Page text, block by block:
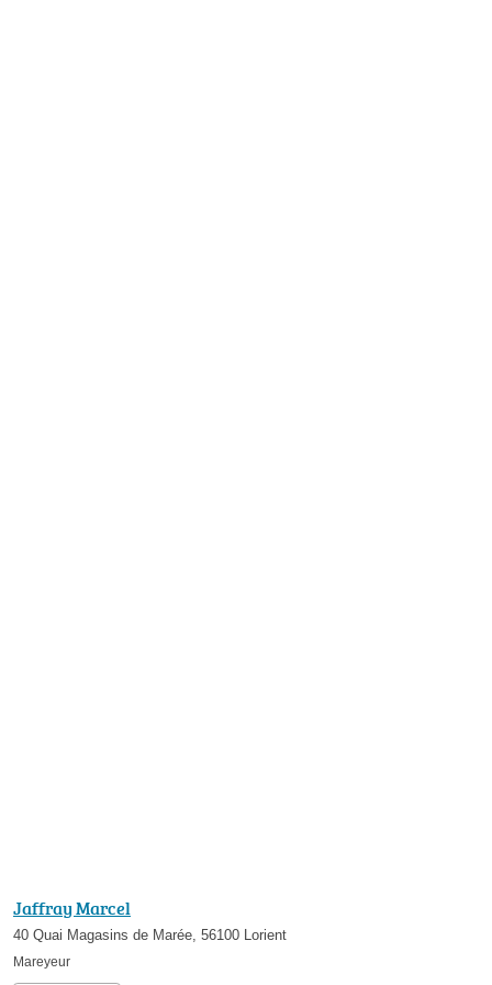
Jaffray Marcel
40 Quai Magasins de Marée, 56100 Lorient
Mareyeur